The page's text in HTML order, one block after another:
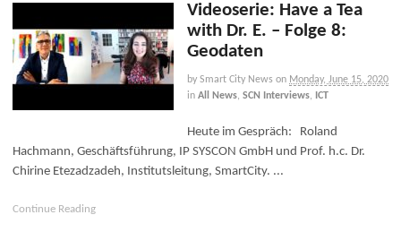
Videoserie: Have a Tea
with Dr. E. – Folge 8:
Geodaten
by Smart City News on Monday, June 15, 2020
in All News, SCN Interviews, ICT
Heute im Gespräch: Roland
Hachmann, Geschäftsführung, IP SYSCON GmbH und Prof. h.c. Dr.
Chirine Etezadzadeh, Institutsleitung, SmartCity. ...
Continue Reading